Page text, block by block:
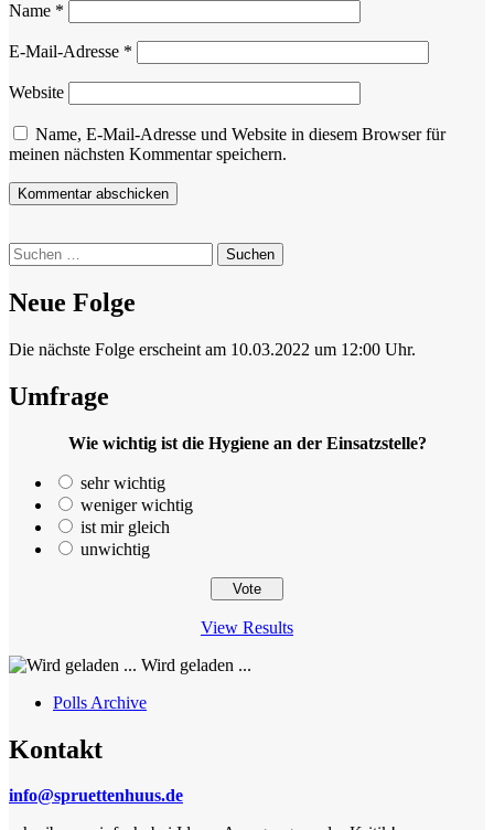
Name *
E-Mail-Adresse *
Website
Name, E-Mail-Adresse und Website in diesem Browser für
meinen nächsten Kommentar speichern.
Suchen
nach:
Neue Folge
Die nächste Folge erscheint am 10.03.2022 um 12:00 Uhr.
Umfrage
Wie wichtig ist die Hygiene an der Einsatzstelle?
sehr wichtig
weniger wichtig
ist mir gleich
unwichtig
View Results
Wird geladen ...
Polls Archive
Kontakt
info@spruettenhuus.de